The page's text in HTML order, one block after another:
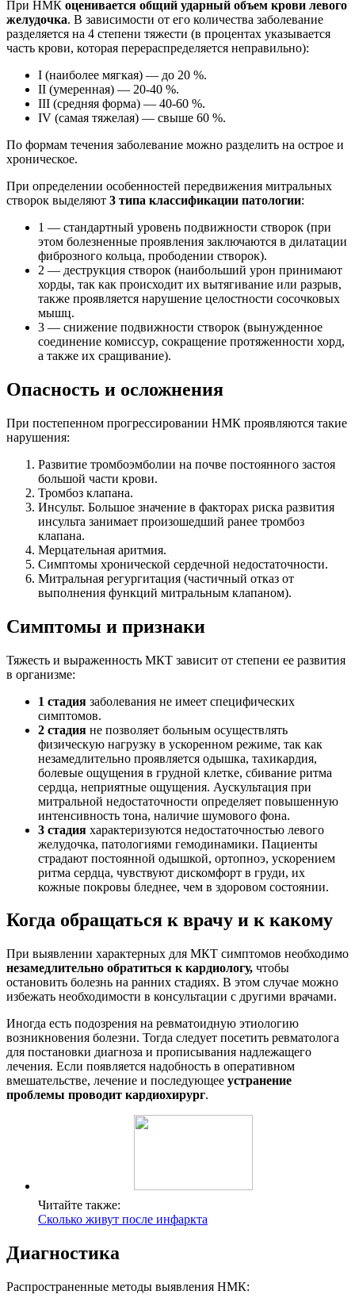
При НМК оценивается общий ударный объем крови левого
желудочка. В зависимости от его количества заболевание
разделяется на 4 степени тяжести (в процентах указывается
часть крови, которая перераспределяется неправильно):
I (наиболее мягкая) — до 20 %.
II (умеренная) — 20-40 %.
III (средняя форма) — 40-60 %.
IV (самая тяжелая) — свыше 60 %.
По формам течения заболевание можно разделить на острое и
хроническое.
При определении особенностей передвижения митральных
створок выделяют 3 типа классификации патологии:
1 — стандартный уровень подвижности створок (при
этом болезненные проявления заключаются в дилатации
фиброзного кольца, прободении створок).
2 — деструкция створок (наибольший урон принимают
хорды, так как происходит их вытягивание или разрыв,
также проявляется нарушение целостности сосочковых
мышц.
3 — снижение подвижности створок (вынужденное
соединение комиссур, сокращение протяженности хорд,
а также их сращивание).
Опасность и осложнения
При постепенном прогрессировании НМК проявляются такие
нарушения:
Развитие тромбоэмболии на почве постоянного застоя
большой части крови.
Тромбоз клапана.
Инсульт. Большое значение в факторах риска развития
инсульта занимает произошедший ранее тромбоз
клапана.
Мерцательная аритмия.
Симптомы хронической сердечной недостаточности.
Митральная регургитация (частичный отказ от
выполнения функций митральным клапаном).
Симптомы и признаки
Тяжесть и выраженность МКТ зависит от степени ее развития
в организме:
1 стадия заболевания не имеет специфических
симптомов.
2 стадия не позволяет больным осуществлять
физическую нагрузку в ускоренном режиме, так как
незамедлительно проявляется одышка, тахикардия,
болевые ощущения в грудной клетке, сбивание ритма
сердца, неприятные ощущения. Аускультация при
митральной недостаточности определяет повышенную
интенсивность тона, наличие шумового фона.
3 стадия характеризуются недостаточностью левого
желудочка, патологиями гемодинамики. Пациенты
страдают постоянной одышкой, ортопноэ, ускорением
ритма сердца, чувствуют дискомфорт в груди, их
кожные покровы бледнее, чем в здоровом состоянии.
Когда обращаться к врачу и к какому
При выявлении характерных для МКТ симптомов необходимо
незамедлительно обратиться к кардиологу, чтобы
остановить болезнь на ранних стадиях. В этом случае можно
избежать необходимости в консультации с другими врачами.
Иногда есть подозрения на ревматоидную этиологию
возникновения болезни. Тогда следует посетить ревматолога
для постановки диагноза и прописывания надлежащего
лечения. Если появляется надобность в оперативном
вмешательстве, лечение и последующее устранение
проблемы проводит кардиохирург.
Читайте также:
Сколько живут после инфаркта
Диагностика
Распространенные методы выявления НМК: